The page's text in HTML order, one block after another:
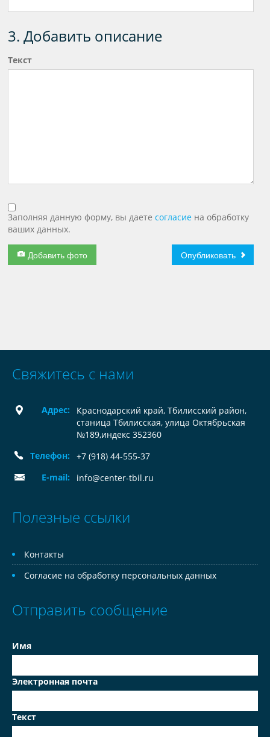
3. Добавить описание
Текст
Заполняя данную форму, вы даетесогласие на обработку
ваших данных.
Добавить фото Опубликовать
Свяжитесь с нами
Адрес:
Краснодарский край, Тбилисский район,
станица Тбилисская, улица Октябрьская
№189,индекс 352360
Телефон:
+7 (918) 44-555-37
E-mail:
info@center-tbil.ru
Полезные ссылки
Контакты
Согласие на обработку персональных данных
Отправить сообщение
Имя
Электронная почта
Текст